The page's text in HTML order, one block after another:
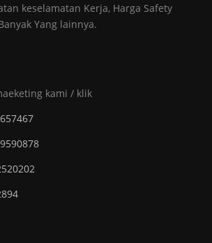
keselamatan Kerja, Harga Safety
Yang lainnya.
kami / klik